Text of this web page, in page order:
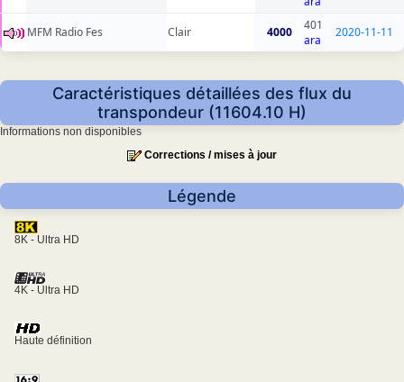
MFM Radio Fes Clair 4000
401
ara
2020-11-11
Caractéristiques détaillées des flux du
transpondeur (11604.10 H)
Informations non disponibles
Corrections / mises à jour
Légende
8K - Ultra HD
4K - Ultra HD
Haute définition